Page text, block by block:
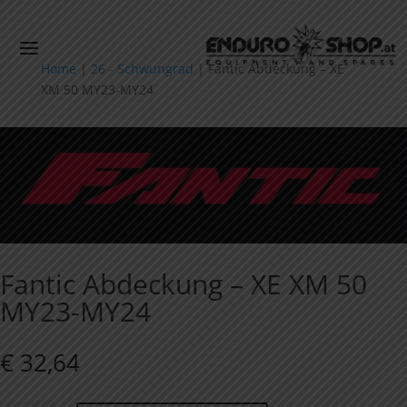
Home | 26 - Schwungrad |Fantic Abdeckung – XE
XM 50 MY23-MY24
Fantic Abdeckung – XE XM 50
MY23-MY24
€ 32,64